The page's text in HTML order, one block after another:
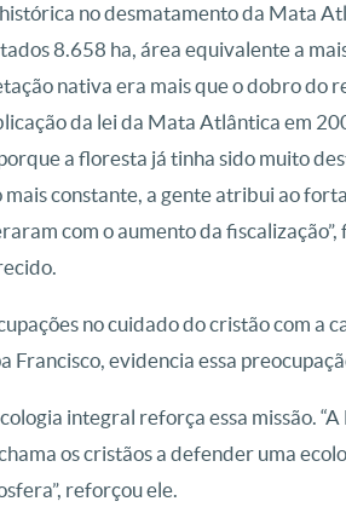
no desmatamento da Mata
8.658 ha, área equivalente a
nativa era mais que o dobro do
da lei da Mata Atlântica em
a floresta já tinha sido muito
constante, a gente atribui ao
com o aumento da
no cuidado do cristão com a
Francisco, evidencia essa
integral reforça essa missão.
os cristãos a defender uma
reforçou ele.